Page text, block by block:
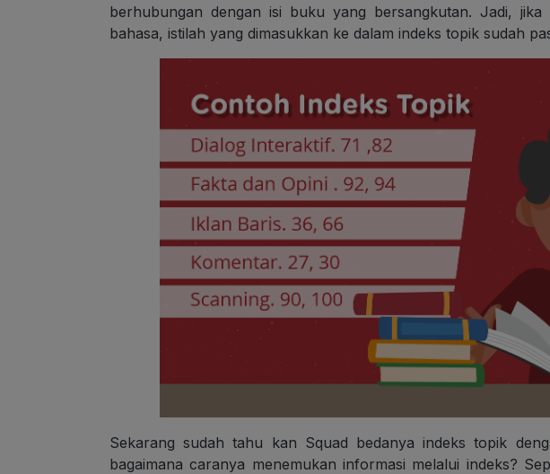
berhubungan dengan isi buku yang bersangkutan. Jadi,
bahasa, istilah yang dimasukkan ke dalam indeks topik sudah
Sekarang sudah tahu kan Squad bedanya indeks topik
bagaimana caranya menemukan informasi melalui indeks?